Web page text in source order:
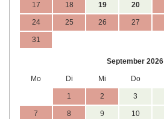
17 18 19 20
24 25 26 27
31
September 2026
Mo Di Mi Do
1 2 3
7 8 9 10